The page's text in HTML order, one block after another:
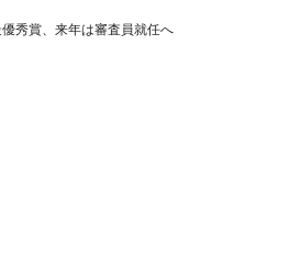
秀賞、来年は審査員就任へ